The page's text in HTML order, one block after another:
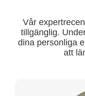
Vår
tillgänglig.
dina personliga
att